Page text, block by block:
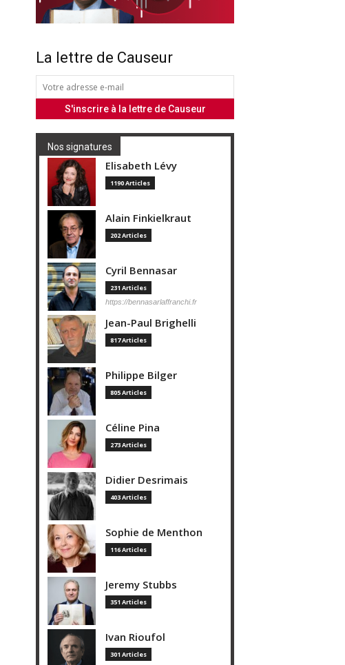
La lettre de Causeur
Nos signatures
Elisabeth Lévy
1190 Articles
Alain Finkielkraut
202 Articles
Cyril Bennasar
231 Articles
https://bennasarlaffranchi.fr
Jean-Paul Brighelli
817 Articles
Philippe Bilger
805 Articles
Céline Pina
273 Articles
Didier Desrimais
403 Articles
Sophie de Menthon
116 Articles
Jeremy Stubbs
351 Articles
Ivan Rioufol
301 Articles